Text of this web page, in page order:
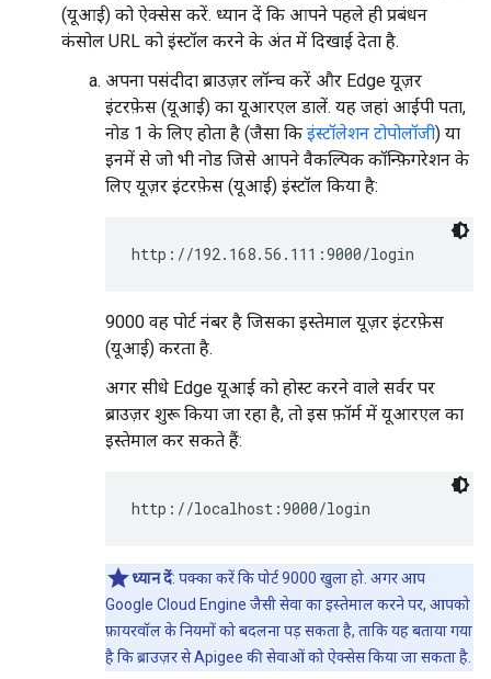
(यूआई) को ऐक्सेस करें. ध्यान दें कि आपने पहले ही प्रबंधन
कंसोल URL को इंस्टॉल करने के अंत में दिखाई देता है.
अपना पसंदीदा ब्राउज़र लॉन्च करें और Edge यूज़र
इंटरफ़ेस (यूआई) का यूआरएल डालें. यह जहां आईपी पता,
नोड 1 के लिए होता है (जैसा कि इंस्टॉलेशन टोपोलॉजी) या
इनमें से जो भी नोड जिसे आपने वैकल्पिक कॉन्फ़िगरेशन के
लिए यूज़र इंटरफ़ेस (यूआई) इंस्टॉल किया है:
http://192.168.56.111:9000/login
9000 वह पोर्ट नंबर है जिसका इस्तेमाल यूज़र इंटरफ़ेस
(यूआई) करता है.
अगर सीधे Edge यूआई को होस्ट करने वाले सर्वर पर
ब्राउज़र शुरू किया जा रहा है, तो इस फ़ॉर्म में यूआरएल का
इस्तेमाल कर सकते हैं:
http://localhost:9000/login
ध्यान दें: पक्का करें कि पोर्ट 9000 खुला हो. अगर आप
Google Cloud Engine जैसी सेवा का इस्तेमाल करने पर, आपको
फ़ायरवॉल के नियमों को बदलना पड़ सकता है, ताकि यह बताया गया
है कि ब्राउज़र से Apigee की सेवाओं को ऐक्सेस किया जा सकता है.